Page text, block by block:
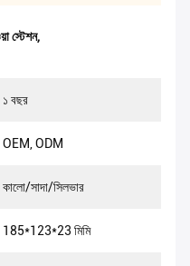
স্টেশন,
১ বছর
OEM, ODM
কালো/সাদা/সিলভার
185*123*23 মিমি